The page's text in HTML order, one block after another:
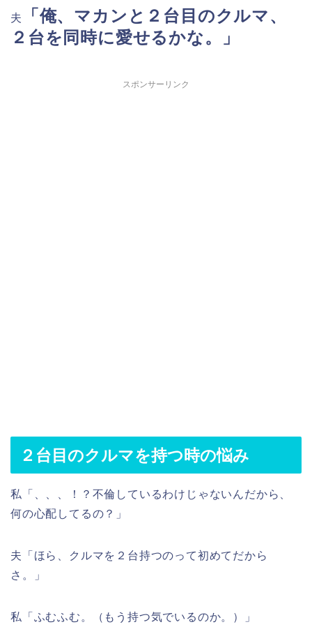
夫
「俺、マカンと２台目のクルマ、
２台を同時に愛せるかな。」
スポンサーリンク
２台目のクルマを持つ時の悩み
私「、、、！？不倫しているわけじゃないんだから、
何の心配してるの？」
夫「ほら、クルマを２台持つのって初めてだから
さ。」
私「ふむふむ。（もう持つ気でいるのか。）」